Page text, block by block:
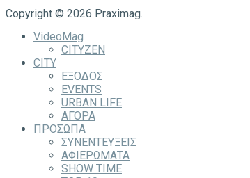
Copyright © 2026 Praximag.
VideoMag
CITYZEN
CITY
ΕΞΟΔΟΣ
EVENTS
URBAN LIFE
ΑΓΟΡΑ
ΠΡΟΣΩΠΑ
ΣΥΝΕΝΤΕΥΞΕΙΣ
ΑΦΙΕΡΩΜΑΤΑ
SHOW TIME